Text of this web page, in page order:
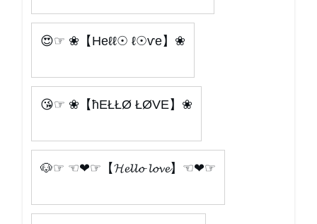
😍☞ ❀【Heℓℓ☉ ℓ☉ѵe】❀
😘☞ ❀【ħEŁŁØ ŁØVE】❀
🐶☞ ☜❤☞【𝓗𝓮𝓵𝓵𝓸 𝓵𝓸𝓿𝓮】☜❤☞